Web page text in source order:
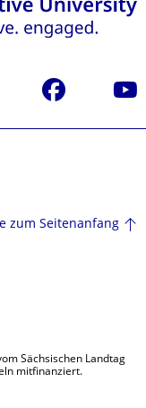
Facebook
zum Seitenanfang
Sächsischen Landtag
mitfinanziert.